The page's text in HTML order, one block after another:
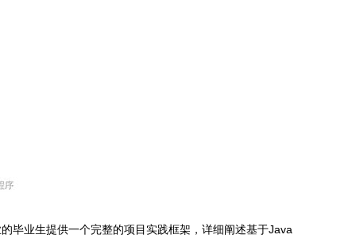
毕业生提供一个完整的项目实践框架，详细阐述基于Java